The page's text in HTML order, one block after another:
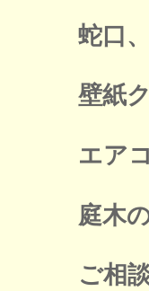
蛇口
壁紙
エア
庭木
ご相